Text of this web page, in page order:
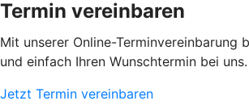
Termin vereinbaren
Mit unserer Online-Terminvereinbarung
und einfach Ihren Wunschtermin bei uns.
Jetzt Termin vereinbaren